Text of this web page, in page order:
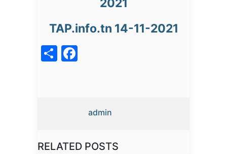
2021
TAP.info.tn 14-11-2021
admin
RELATED POSTS